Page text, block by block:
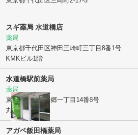
スギ薬局 水道橋店
薬局
東京都千代田区神田三崎町三丁目8番1号
KMKビル1階
水道橋駅前薬局
薬局
東京都文京区本郷一丁目14番8号
丸山ビル1階
アガペ飯田橋薬局